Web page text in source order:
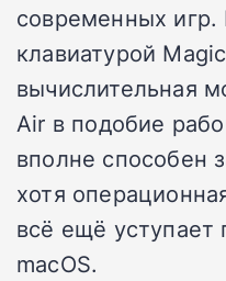
современных игр.
клавиатурой
вычислительная
Air в подобие
вполне способен
хотя
всё ещё уступает
macOS.